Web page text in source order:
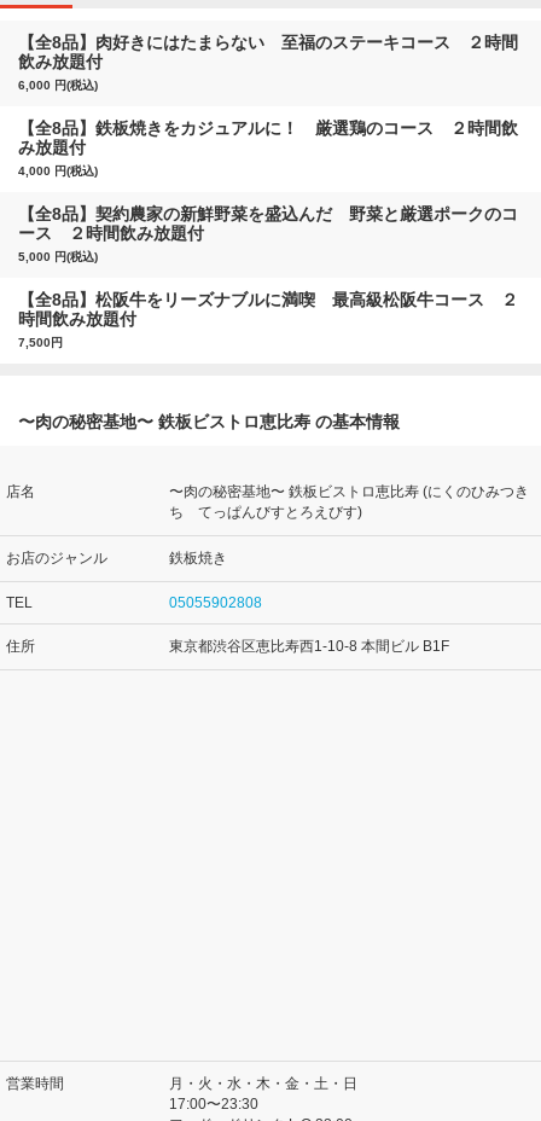
【全8品】肉好きにはたまらない 至福のステーキコース ２時間
飲み放題付
6,000 円(税込)
【全8品】鉄板焼きをカジュアルに！ 厳選鶏のコース ２時間飲
み放題付
4,000 円(税込)
【全8品】契約農家の新鮮野菜を盛込んだ 野菜と厳選ポークのコ
ース ２時間飲み放題付
5,000 円(税込)
【全8品】松阪牛をリーズナブルに満喫 最高級松阪牛コース ２
時間飲み放題付
7,500円
〜肉の秘密基地〜 鉄板ビストロ恵比寿 の基本情報
店名
〜肉の秘密基地〜 鉄板ビストロ恵比寿 (にくのひみつき
ち てっぱんびすとろえびす)
お店のジャンル 鉄板焼き
TEL 05055902808
住所 東京都渋谷区恵比寿西1-10-8 本間ビル B1F
営業時間
月・火・水・木・金・土・日
17:00〜23:30